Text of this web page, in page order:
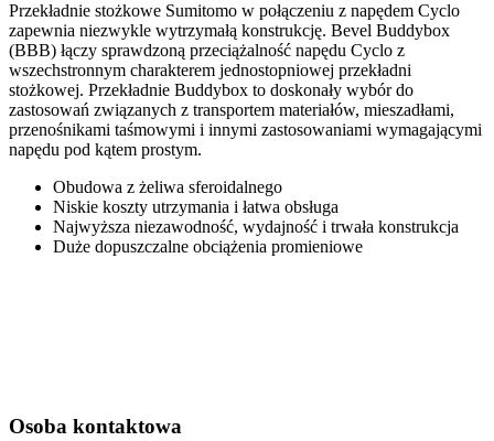
Przekładnie stożkowe Sumitomo w połączeniu z napędem Cyclo
zapewnia niezwykle wytrzymałą konstrukcję. Bevel Buddybox
(BBB) łączy sprawdzoną przeciążalność napędu Cyclo z
wszechstronnym charakterem jednostopniowej przekładni
stożkowej. Przekładnie Buddybox to doskonały wybór do
zastosowań związanych z transportem materiałów, mieszadłami,
przenośnikami taśmowymi i innymi zastosowaniami wymagającymi
napędu pod kątem prostym.
Obudowa z żeliwa sferoidalnego
Niskie koszty utrzymania i łatwa obsługa
Najwyższa niezawodność, wydajność i trwała konstrukcja
Duże dopuszczalne obciążenia promieniowe
Osoba kontaktowa